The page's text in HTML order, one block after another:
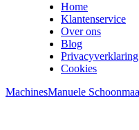
Home
Klantenservice
Over ons
Blog
Privacyverklaring
Cookies
MachinesManuele